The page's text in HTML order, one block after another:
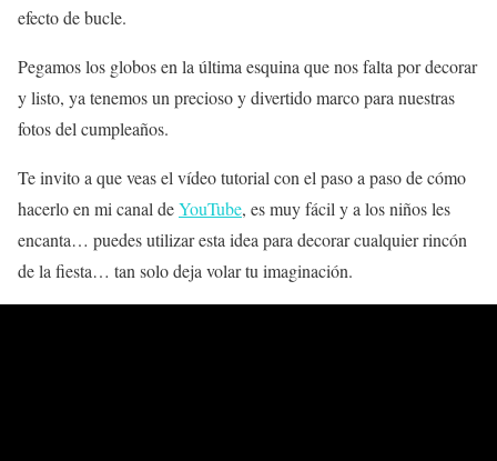
efecto de bucle.
Pegamos los globos en la última esquina que nos falta por decorar
y listo, ya tenemos un precioso y divertido marco para nuestras
fotos del cumpleaños.
Te invito a que veas el vídeo tutorial con elpaso a pasode cómo
hacerlo en mi canal deYouTube, es muy fácil y a los niños les
encanta… puedes utilizar esta idea para decorar cualquier rincón
de la fiesta… tan solo deja volar tu imaginación.